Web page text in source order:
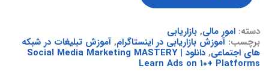
دسته: امور مالی, بازاریابی
برچسب: آموزش بازاریابی در اینستاگرام, آموزش تبلیغات در شبکه
های اجتماعی, دانلود Social Media Marketing MASTERY |
Learn Ads on 10+ Platforms